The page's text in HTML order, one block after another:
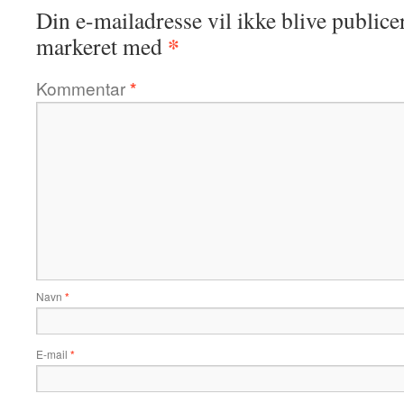
Din e-mailadresse vil ikke blive
markeret med *
Kommentar*
Navn *
E-mail *